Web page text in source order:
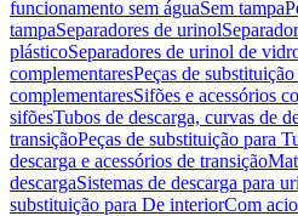
funcionamento sem águaSem tampa
tampaSeparadores de urinol
plásticoSeparadores de urinol de
complementaresPeças de
complementaresSifões e acessórios
sifõesTubos de descarga, curvas de
transiçãoPeças de substituição para
descarga e acessórios de transição
descargaSistemas de descarga para
substituição para De interiorCom